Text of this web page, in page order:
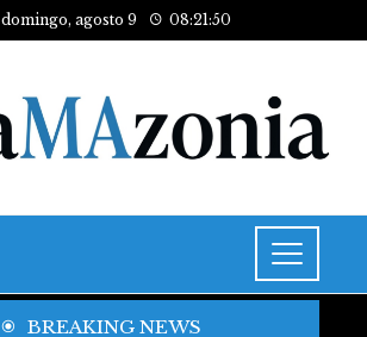
domingo, agosto 9 08:21:52
BREAKING NEWS